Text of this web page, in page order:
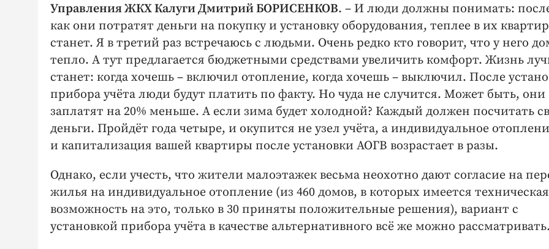
Управления ЖКХ Калуги Дмитрий БОРИСЕНКОВ. – И люди должны понимать:
как они потратят деньги на покупку и установку оборудования, теплее в их
станет. Я в третий раз встречаюсь с людьми. Очень редко кто говорит, что у него
тепло. А тут предлагается бюджетными средствами увеличить комфорт. Жизнь
станет: когда хочешь – включил отопление, когда хочешь – выключил. После
прибора учёта люди будут платить по факту. Но чуда не случится. Может быть, они
заплатят на 20% меньше. А если зима будет холодной? Каждый должен посчитать
деньги. Пройдёт года четыре, и окупится не узел учёта, а индивидуальное
и капитализация вашей квартиры после установки АОГВ возрастает в разы.
Однако, если учесть, что жители малоэтажек весьма неохотно дают согласие на
жилья на индивидуальное отопление (из 460 домов, в которых имеется техническая
возможность на это, только в 30 приняты положительные решения), вариант с
установкой прибора учёта в качестве альтернативного всё же можно